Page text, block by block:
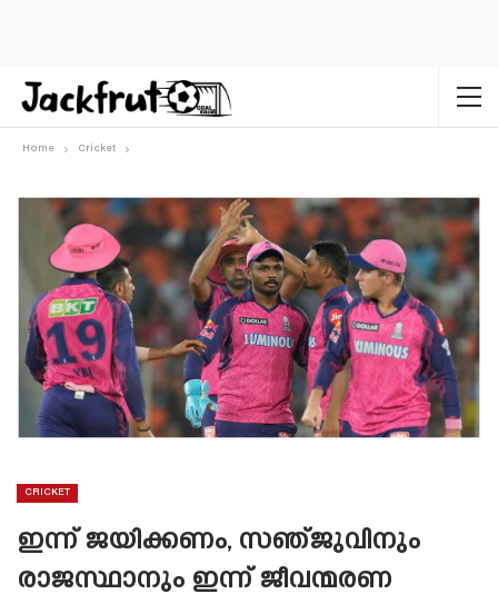
Home Cricket
CRICKET
ഇന്ന് ജയിക്കണം, സഞ്ജുവിനും
രാജസ്ഥാനും ഇന്ന് ജീവന്മരണ